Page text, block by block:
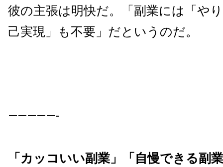
彼の主張は明快だ。「副業には「や
己実現」も不要」だというのだ。
—————-
「カッコいい副業」「自慢できる副